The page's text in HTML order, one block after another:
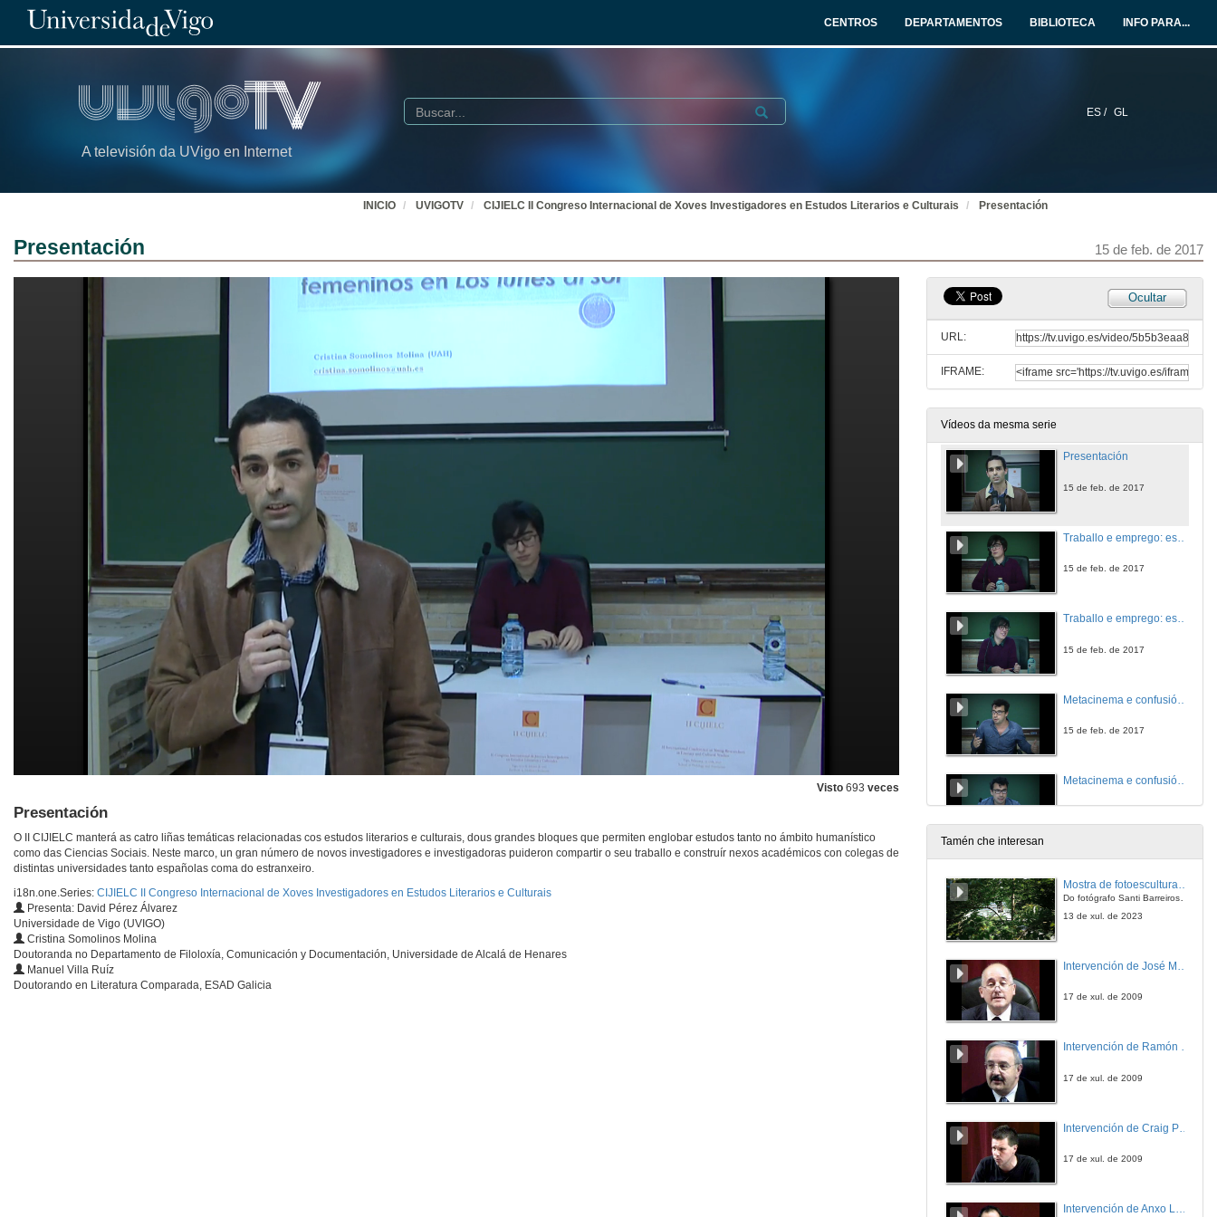
CENTROS DEPARTAMENTOS BIBLIOTECA INFO PARA...
A televisión da UVigo en Internet
ES / GL
Buscar Submit
INICIO UVIGOTV CIJIELC II Congreso Internacional de Xoves Investigadores en Estudos Literarios e Culturais Presentación
Presentación 15 de feb. de 2017
Visto 693 veces
Presentación
O II CIJIELC manterá as catro liñas temáticas relacionadas cos estudos literarios e culturais, dous grandes bloques que permiten englobar estudos tanto no ámbito humanístico
como das Ciencias Sociais. Neste marco, un gran número de novos investigadores e investigadoras puideron compartir o seu traballo e construír nexos académicos con colegas de
distintas universidades tanto españolas coma do estranxeiro.
i18n.one.Series: CIJIELC II Congreso Internacional de Xoves Investigadores en Estudos Literarios e Culturais
Presenta: David Pérez Álvarez
Universidade de Vigo (UVIGO)
Cristina Somolinos Molina
Doutoranda no Departamento de Filoloxía, Comunicación y Documentación, Universidade de Alcalá de Henares
Manuel Villa Ruíz
Doutorando en Literatura Comparada, ESAD Galicia
Ocultar
URL:
IFRAME:
Vídeos da mesma serie
Os grandes e pequenos heroes de Chile: crítica política na novela histórica de Magdalena Petit (1951)
15 de feb. de 2017
Sloppily Human: Infapolitica, Vulgar Women, and Subversion in the Gendered Discourse of Roberto Bolaño’s Amuleto
Discursos femininos artellados dende o Cono Sur. Turno de preguntas
15 de feb. de 2017
Presentación
15 de feb. de 2017
15 de feb. de 2017
Traballo e emprego: escenarios laborais femininos en Los lunes al sol. Turno de preguntas
15 de feb. de 2017
15 de feb. de 2017
Metacinema e confusión: Novas ferramentas na narrativa cinematográfica. Turno de preguntas
Presentación
16 de feb. de 2017
Tamén che interesan
Mostra de fotoesculturas Overtraz
Do fotógrafo Santi Barreiros e o escultor Nito Contreras.
13 de xul. de 2023
17 de xul. de 2009
Intervención de Ramón Villlares
17 de xul. de 2009
17 de xul. de 2009
Intervención de Anxo Lorenzo